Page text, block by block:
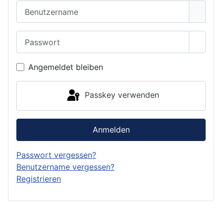
Angemeldet bleiben
Passkey verwenden
Anmelden
Passwort vergessen?
Benutzername vergessen?
Registrieren